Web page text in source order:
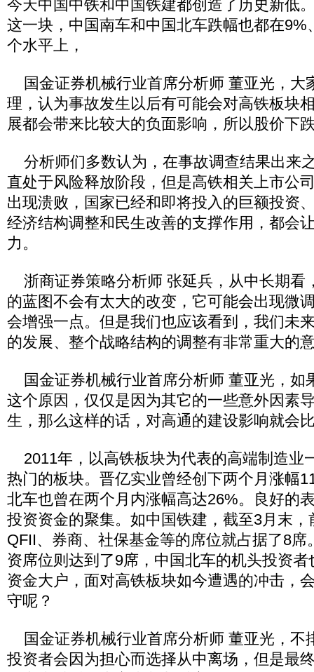
今天中国中铁和中国铁建都创造了历史新低
这一块，中国南车和中国北车跌幅也都在9%
个水平上，
国金证券机械行业首席分析师 董亚光，大
理，认为事故发生以后有可能会对高铁板块
展都会带来比较大的负面影响，所以股价下
分析师们多数认为，在事故调查结果出来
直处于风险释放阶段，但是高铁相关上市公
出现溃败，国家已经和即将投入的巨额投资
经济结构调整和民生改善的支撑作用，都会
力。
浙商证券策略分析师 张延兵，从中长期看
的蓝图不会有太大的改变，它可能会出现微
会增强一点。但是我们也应该看到，我们未
的发展、整个战略结构的调整有非常重大的
国金证券机械行业首席分析师 董亚光，如
这个原因，仅仅是因为其它的一些意外因素
生，那么这样的话，对高通的建设影响就会
2011年，以高铁板块为代表的高端制造业
热门的板块。晋亿实业曾经创下两个月涨幅
北车也曾在两个月内涨幅高达26%。良好的
投资资金的聚集。如中国铁建，截至3月末
QFII、券商、社保基金等的席位就占据了8席
资席位则达到了9席，中国北车的机头投资
资金大户，面对高铁板块如今遭遇的冲击，
守呢？
国金证券机械行业首席分析师 董亚光，不
投资者会因为担心而选择从中离场，但是最